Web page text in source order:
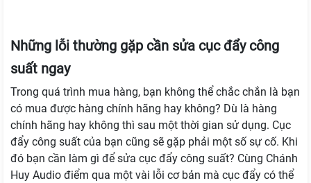
Những lỗi thường gặp cần sửa cục đẩy công
suất ngay
Trong quá trình mua hàng, bạn không thể chắc chắn là bạn
có mua được hàng chính hãng hay không? Dù là hàng
chính hãng hay không thì sau một thời gian sử dụng. Cục
đẩy công suất của bạn cũng sẽ gặp phải một số sự cố. Khi
đó bạn cần làm gì để sửa cục đẩy công suất? Cùng Chánh
Huy Audio điểm qua một vài lỗi cơ bản mà cục đẩy có thể